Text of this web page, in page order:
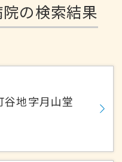
の検索結果
地字月山堂